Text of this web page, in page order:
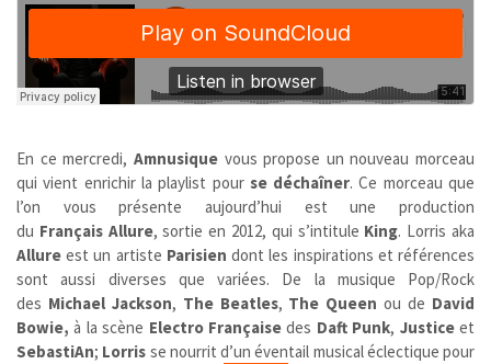
En ce mercredi, Amnusiquevous propose un nouveau morceau
qui vient enrichir la playlist pour se déchaîner. Ce morceau que
l’on vous présente aujourd’hui est une production
du FrançaisAllure, sortie en 2012, qui s’intitule King. Lorris aka
Allure est un artiste Parisien dont les inspirations et références
sont aussi diverses que variées. De la musique Pop/Rock
des Michael Jackson, The Beatles, The Queen ou de David
Bowie, à la scène Electro Française des Daft Punk, Justiceet
SebastiAn; Lorris se nourrit d’un éventail musicaléclectique pour